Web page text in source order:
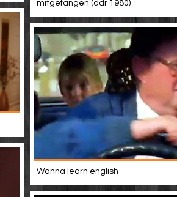
mitgefangen (ddr 1980)
Wanna learn english